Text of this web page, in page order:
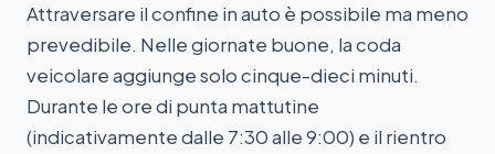
Attraversare il confine in auto è possibile ma meno
prevedibile. Nelle giornate buone, la coda
veicolare aggiunge solo cinque-dieci minuti.
Durante le ore di punta mattutine
(indicativamente dalle 7:30 alle 9:00) e il rientro